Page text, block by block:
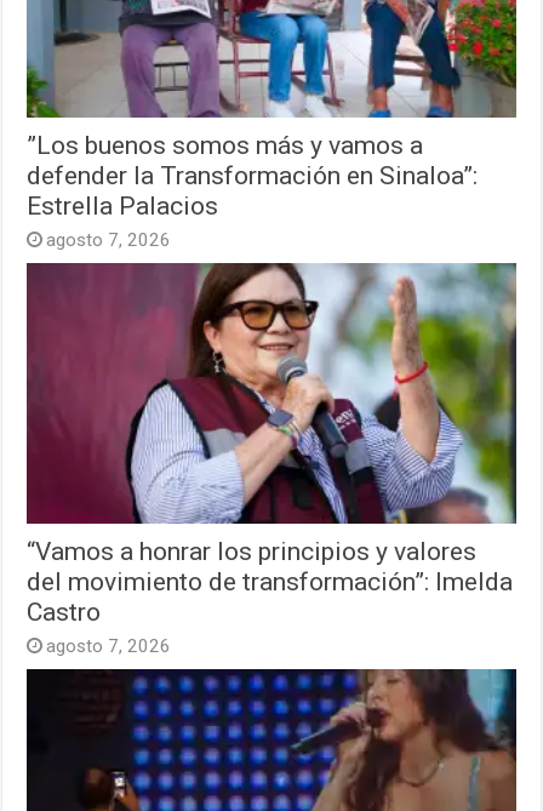
”Los buenos somos más y vamos a
defender la Transformación en Sinaloa”:
Estrella Palacios
agosto 7, 2026
“Vamos a honrar los principios y valores
del movimiento de transformación”: Imelda
Castro
agosto 7, 2026